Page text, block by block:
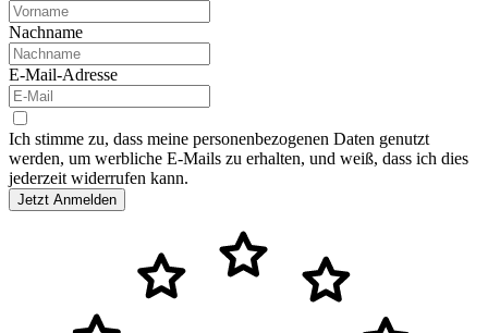
Nachname
E-Mail-Adresse
Ich stimme zu, dass meine personenbezogenen Daten genutzt
werden, um werbliche E-Mails zu erhalten, und weiß, dass ich dies
jederzeit widerrufen kann.
Jetzt Anmelden